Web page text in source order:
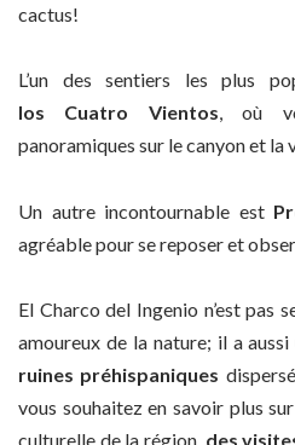
cactus!
L’un des sentiers les plus
los Cuatro Vientos, où
panoramiques sur le canyon et la
Un autre incontournable est
agréable pour se reposer et
El Charco del Ingenio n’est pas
amoureux de la nature; il a
ruines préhispaniques
vous souhaitez en savoir plus
culturelle de la région, des